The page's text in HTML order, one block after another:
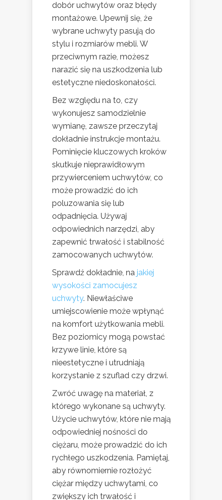
dobór uchwytów oraz błędy
montażowe. Upewnij się, że
wybrane uchwyty pasują do
stylu i rozmiarów mebli. W
przeciwnym razie, możesz
narazić się na uszkodzenia lub
estetyczne niedoskonałości.
Bez względu na to, czy
wykonujesz samodzielnie
wymianę, zawsze przeczytaj
dokładnie instrukcje montażu.
Pominięcie kluczowych kroków
skutkuje nieprawidłowym
przywierceniem uchwytów, co
może prowadzić do ich
poluzowania się lub
odpadnięcia. Używaj
odpowiednich narzędzi, aby
zapewnić trwałość i stabilność
zamocowanych uchwytów.
Sprawdź dokładnie, na jakiej
wysokości zamocujesz
uchwyty. Niewłaściwe
umiejscowienie może wpłynąć
na komfort użytkowania mebli.
Bez poziomicy mogą powstać
krzywe linie, które są
nieestetyczne i utrudniają
korzystanie z szuflad czy drzwi.
Zwróć uwagę na materiał, z
którego wykonane są uchwyty.
Użycie uchwytów, które nie mają
odpowiedniej nośności do
ciężaru, może prowadzić do ich
rychłego uszkodzenia. Pamiętaj,
aby równomiernie rozłożyć
ciężar między uchwytami, co
zwiększy ich trwałość i